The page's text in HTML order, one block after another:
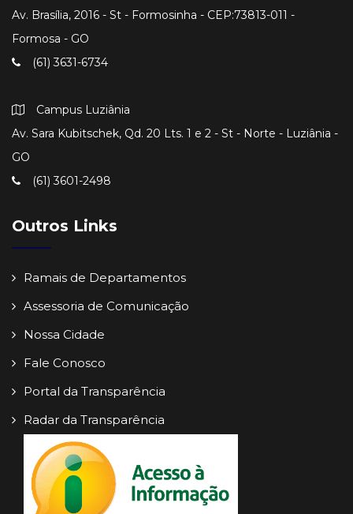
Av. Brasília, 2016 - St - Formosinha - CEP:73813-011 -
Formosa - GO
(61) 3631-6734
Campus Luziânia
Av. Sara Kubitschek, Qd. 20 Lts. 1 e 2 - St - Norte - Luziânia -
GO
(61) 3601-2498
Outros Links
Ramais de Departamentos
Assessoria de Comunicação
Nossa Cidade
Fale Conosco
Portal da Transparência
Radar da Transparência